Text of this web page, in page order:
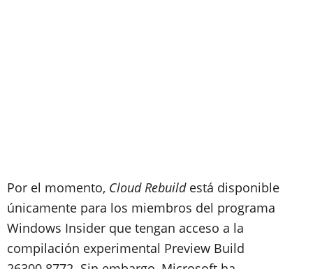
Por el momento, Cloud Rebuildestá disponible
únicamente para los miembros del programa
Windows Insider que tengan acceso a la
compilación experimental Preview Build